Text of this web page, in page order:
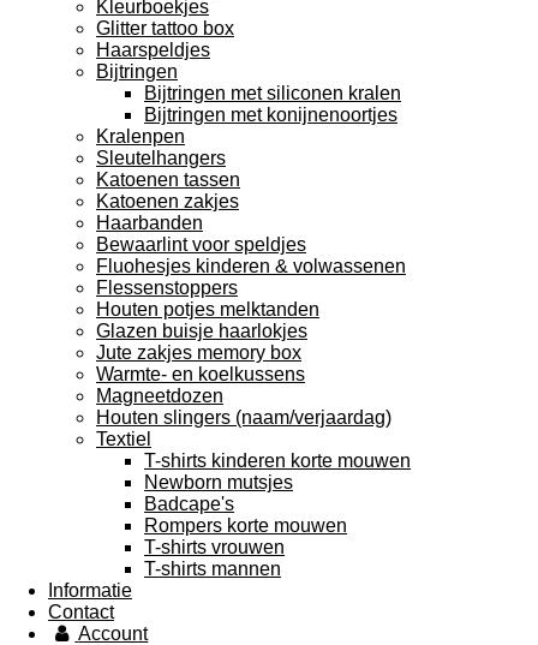
Kleurboekjes
Glitter tattoo box
Haarspeldjes
Bijtringen
Bijtringen met siliconen kralen
Bijtringen met konijnenoortjes
Kralenpen
Sleutelhangers
Katoenen tassen
Katoenen zakjes
Haarbanden
Bewaarlint voor speldjes
Fluohesjes kinderen & volwassenen
Flessenstoppers
Houten potjes melktanden
Glazen buisje haarlokjes
Jute zakjes memory box
Warmte- en koelkussens
Magneetdozen
Houten slingers (naam/verjaardag)
Textiel
T-shirts kinderen korte mouwen
Newborn mutsjes
Badcape's
Rompers korte mouwen
T-shirts vrouwen
T-shirts mannen
Informatie
Contact
Account